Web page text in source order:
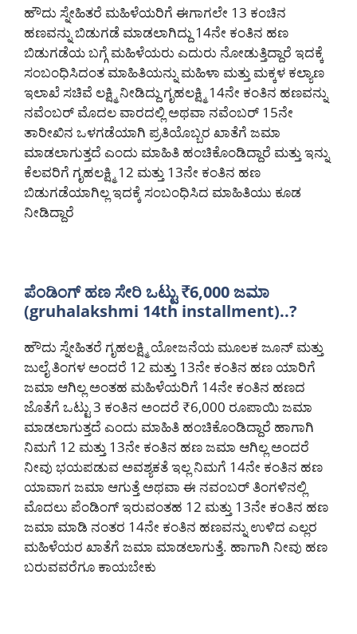
ಹೌದು ಸ್ನೇಹಿತರೆ ಮಹಿಳೆಯರಿಗೆ ಈಗಾಗಲೇ 13 ಕಂಚಿನ
ಹಣವನ್ನು ಬಿಡುಗಡೆ ಮಾಡಲಾಗಿದ್ದು 14ನೇ ಕಂತಿನ ಹಣ
ಬಿಡುಗಡೆಯ ಬಗ್ಗೆ ಮಹಿಳೆಯರು ಎದುರು ನೋಡುತ್ತಿದ್ದಾರೆ ಇದಕ್ಕೆ
ಸಂಬಂಧಿಸಿದಂತ ಮಾಹಿತಿಯನ್ನು ಮಹಿಳಾ ಮತ್ತು ಮಕ್ಕಳ ಕಲ್ಯಾಣ
ಇಲಾಖೆ ಸಚಿವೆ ಲಕ್ಷ್ಮಿ ನೀಡಿದ್ದು ಗೃಹಲಕ್ಷ್ಮಿ 14ನೇ ಕಂತಿನ ಹಣವನ್ನು
ನವೆಂಬರ್ ಮೊದಲ ವಾರದಲ್ಲಿ ಅಥವಾ ನವೆಂಬರ್ 15ನೇ
ತಾರೀಖಿನ ಒಳಗಡೆಯಾಗಿ ಪ್ರತಿಯೊಬ್ಬರ ಖಾತೆಗೆ ಜಮಾ
ಮಾಡಲಾಗುತ್ತದೆ ಎಂದು ಮಾಹಿತಿ ಹಂಚಿಕೊಂಡಿದ್ದಾರೆ ಮತ್ತು ಇನ್ನು
ಕೆಲವರಿಗೆ ಗೃಹಲಕ್ಷ್ಮಿ 12 ಮತ್ತು 13ನೇ ಕಂತಿನ ಹಣ
ಬಿಡುಗಡೆಯಾಗಿಲ್ಲ ಇದಕ್ಕೆ ಸಂಬಂಧಿಸಿದ ಮಾಹಿತಿಯು ಕೂಡ
ನೀಡಿದ್ದಾರೆ
ಪೆಂಡಿಂಗ್ ಹಣ ಸೇರಿ ಒಟ್ಟು ₹6,000 ಜಮಾ
(gruhalakshmi 14th installment)..?
ಹೌದು ಸ್ನೇಹಿತರೆ ಗೃಹಲಕ್ಷ್ಮಿ ಯೋಜನೆಯ ಮೂಲಕ ಜೂನ್ ಮತ್ತು
ಜುಲೈ ತಿಂಗಳ ಅಂದರೆ 12 ಮತ್ತು 13ನೇ ಕಂತಿನ ಹಣ ಯಾರಿಗೆ
ಜಮಾ ಆಗಿಲ್ಲ ಅಂತಹ ಮಹಿಳೆಯರಿಗೆ 14ನೇ ಕಂತಿನ ಹಣದ
ಜೊತೆಗೆ ಒಟ್ಟು 3 ಕಂತಿನ ಅಂದರೆ ₹6,000 ರೂಪಾಯಿ ಜಮಾ
ಮಾಡಲಾಗುತ್ತದೆ ಎಂದು ಮಾಹಿತಿ ಹಂಚಿಕೊಂಡಿದ್ದಾರೆ ಹಾಗಾಗಿ
ನಿಮಗೆ 12 ಮತ್ತು 13ನೇ ಕಂತಿನ ಹಣ ಜಮಾ ಆಗಿಲ್ಲ ಅಂದರೆ
ನೀವು ಭಯಪಡುವ ಅವಶ್ಯಕತೆ ಇಲ್ಲ ನಿಮಗೆ 14ನೇ ಕಂತಿನ ಹಣ
ಯಾವಾಗ ಜಮಾ ಆಗುತ್ತೆ ಅಥವಾ ಈ ನವಂಬರ್ ತಿಂಗಳಿನಲ್ಲಿ
ಮೊದಲು ಪೆಂಡಿಂಗ್ ಇರುವಂತಹ 12 ಮತ್ತು 13ನೇ ಕಂತಿನ ಹಣ
ಜಮಾ ಮಾಡಿ ನಂತರ 14ನೇ ಕಂತಿನ ಹಣವನ್ನು ಉಳಿದ ಎಲ್ಲರ
ಮಹಿಳೆಯರ ಖಾತೆಗೆ ಜಮಾ ಮಾಡಲಾಗುತ್ತೆ. ಹಾಗಾಗಿ ನೀವು ಹಣ
ಬರುವವರೆಗೂ ಕಾಯಬೇಕು